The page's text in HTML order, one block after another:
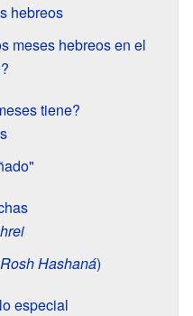
hebreos
meses hebreos en el
tiene?
Rosh Hashaná)
especial